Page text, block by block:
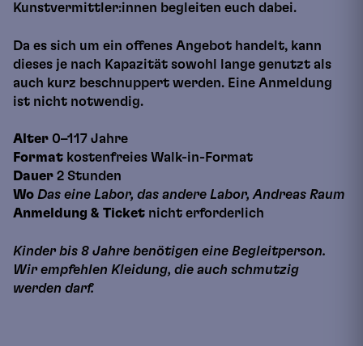
Kunstvermittler:innen begleiten euch dabei.
Da es sich um ein offenes Angebot handelt, kann
dieses je nach Kapazität sowohl lange genutzt als
auch kurz beschnuppert werden. Eine Anmeldung
ist nicht notwendig.
Alter 0–117 Jahre
Format kostenfreies Walk-in-Format
Dauer 2 Stunden
Wo Das eine Labor, das andere Labor, Andreas Raum
Anmeldung & Ticket nicht erforderlich
Kinder bis 8 Jahre benötigen eine Begleitperson.
Wir empfehlen Kleidung, die auch schmutzig
werden darf.